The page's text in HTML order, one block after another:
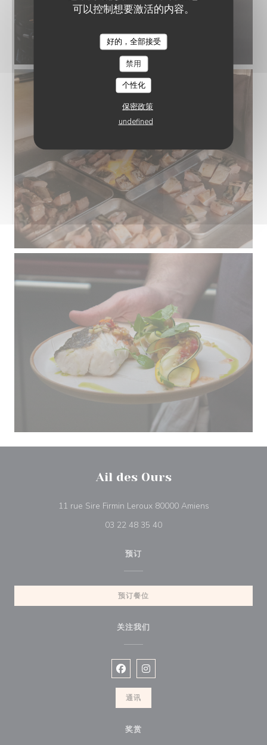
可以控制想要激活的内容。
好的，全部接受
禁用
个性化
保密政策
undefined
Ail des Ours
11 rue Sire Firmin Leroux 80000 Amiens((在新窗口中打
03 22 48 35 40
预订
预订餐位
关注我们
Facebook ((在新窗口中打开))
Instagram ((在新窗口中打开))
通讯
奖赏